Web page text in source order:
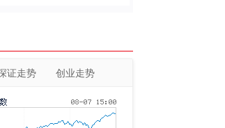
证走势 创业走势